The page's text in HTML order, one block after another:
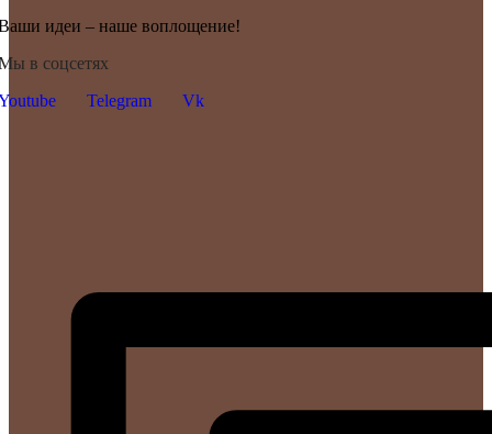
идеи – наше воплощение!
в соцсетях
Telegram Vk